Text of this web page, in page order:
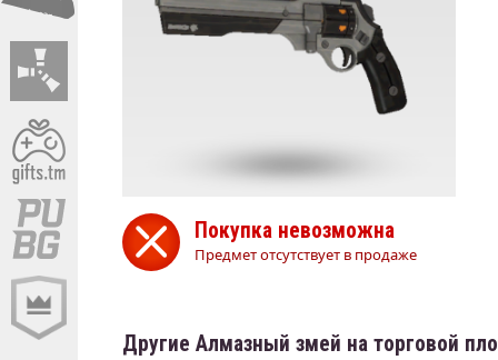
Покупка невозможна
Предмет отсутствует в продаже
Другие Алмазный змей на торговой